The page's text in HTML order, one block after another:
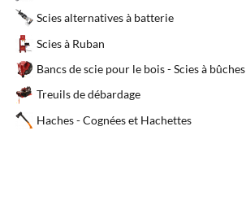
Scies alternatives à batterie
Scies à Ruban
Bancs de scie pour le bois - Scies à bûches
Treuils de débardage
Haches - Cognées et Hachettes